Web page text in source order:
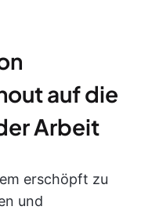
auf die
Arbeit
erschöpft zu
und